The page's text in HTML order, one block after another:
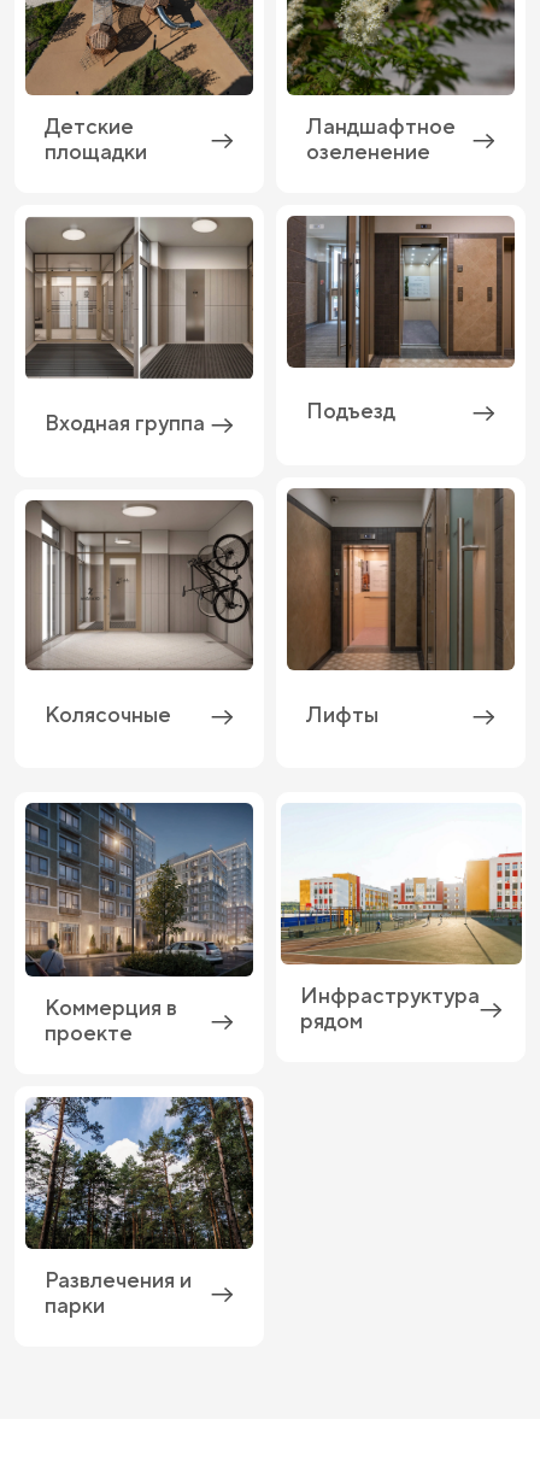
Детские
площадки
Ландшафтное
озеленение
Входная группа Подъезд
Колясочные Лифты
Коммерция в
проекте
Инфраструктура
рядом
Развлечения и
парки